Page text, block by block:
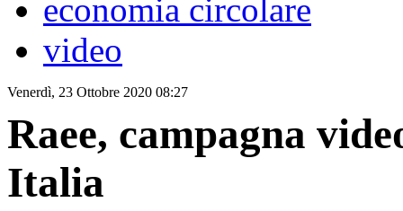
economia circolare
video
Venerdì, 23 Ottobre 2020 08:27
Raee, campagna
Italia